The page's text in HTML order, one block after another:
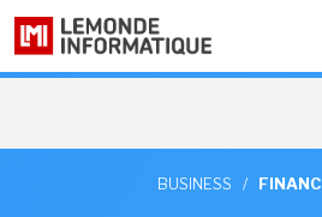
BUSINESS /